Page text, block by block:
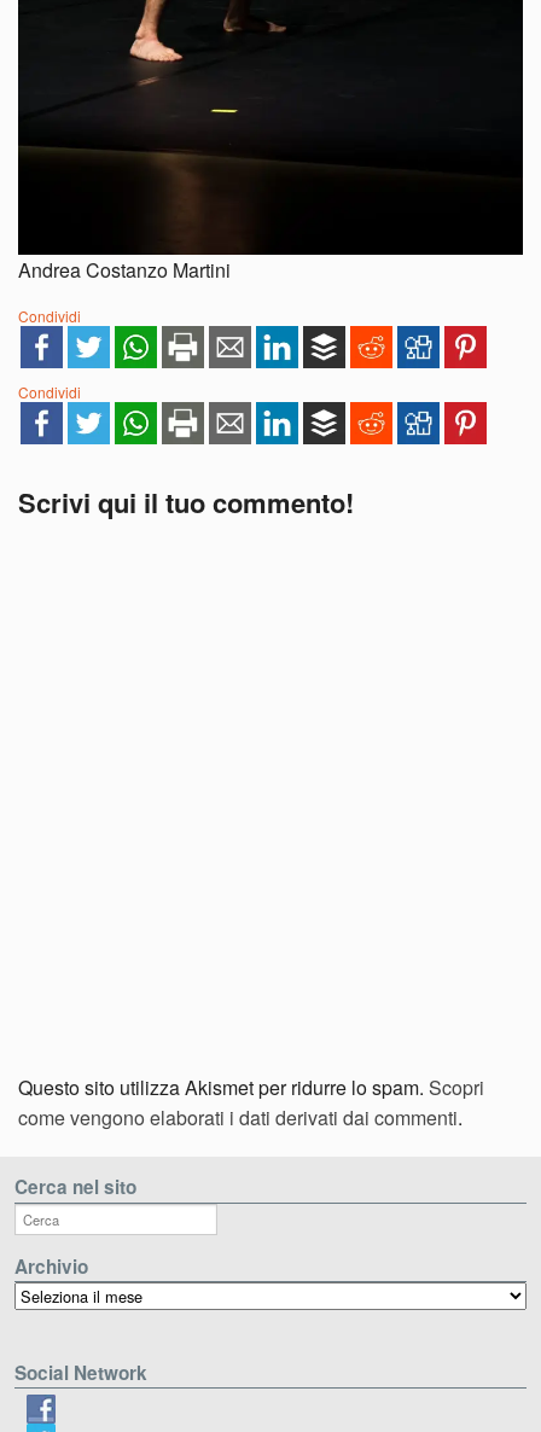
Andrea Costanzo Martini
Condividi
Condividi
Scrivi qui il tuo commento!
Questo sito utilizza Akismet per ridurre lo spam. Scopri
come vengono elaborati i dati derivati dai commenti.
Cerca nel sito
Archivio
Archivio
Social Network